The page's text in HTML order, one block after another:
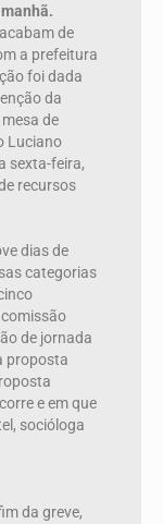
de
a prefeitura
foi dada
da
de
Luciano
sexta-feira,
recursos
dias de
categorias
de jornada
proposta
e em que
socióloga
da greve,